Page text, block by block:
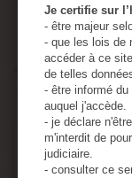
Ajouter au
Je certifie sur
- être majeur
- que les lois de
accéder à ce
de telles
- être informé du
auquel j'accède.
- je déclare
m'interdit de
judiciaire.
- consulter ce